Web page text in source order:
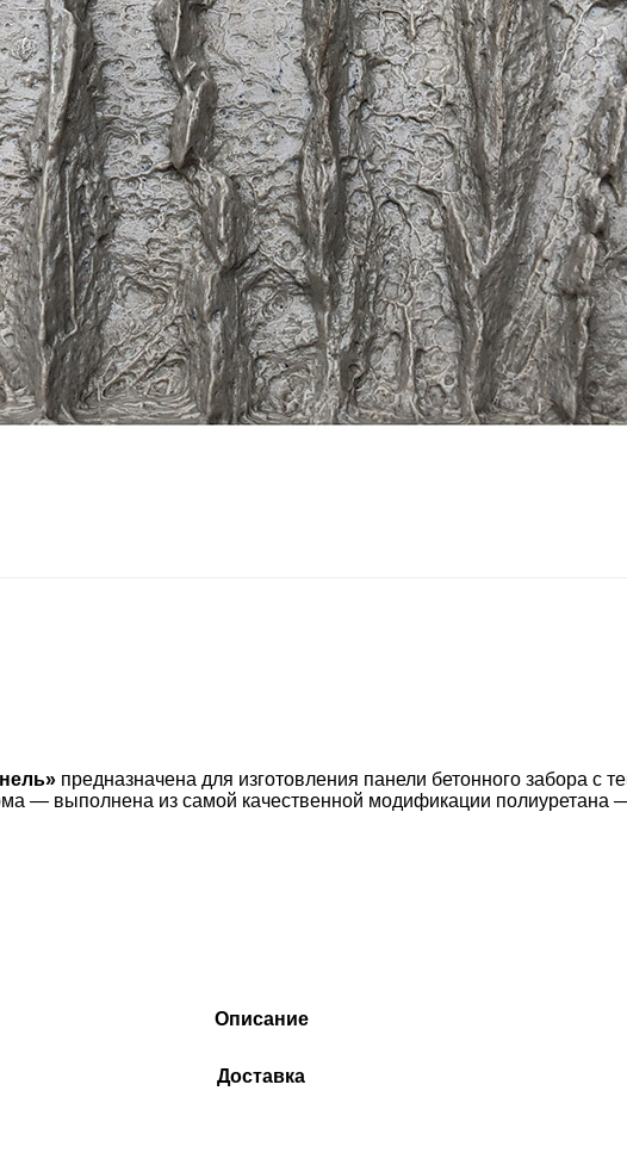
предназначена для изготовления панели бетонного забора с
— выполнена из самой качественной модификации
Описание
Доставка